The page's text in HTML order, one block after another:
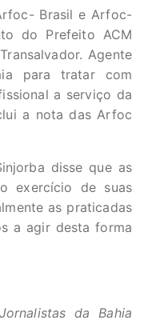
Brasil e Arfoc-
do Prefeito ACM
Agente
para tratar com
a serviço da
a nota das Arfoc
disse que as
exercício de suas
as praticadas
a agir desta forma
da Bahia